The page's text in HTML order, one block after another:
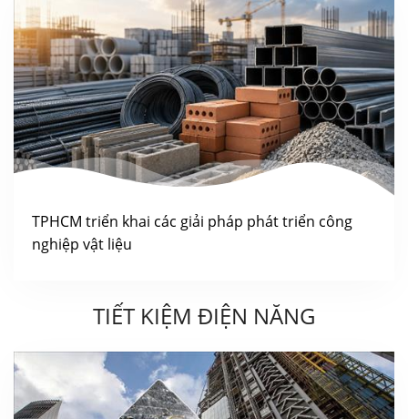
TPHCM triển khai các giải pháp phát triển công
nghiệp vật liệu
TIẾT KIỆM ĐIỆN NĂNG